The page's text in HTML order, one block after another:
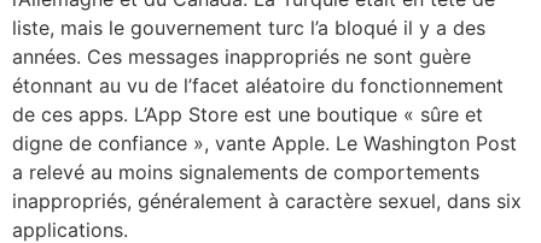
liste, mais le gouvernement turc l’a bloqué il y a des
années. Ces messages inappropriés ne sont guère
étonnant au vu de l’facet aléatoire du fonctionnement
de ces apps. L’App Store est une boutique « sûre et
digne de confiance », vante Apple. Le Washington Post
a relevé au moins signalements de comportements
inappropriés, généralement à caractère sexuel, dans six
applications.